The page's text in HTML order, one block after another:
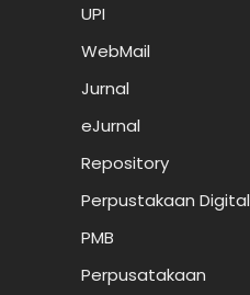
UPI
WebMail
Jurnal
eJurnal
Repository
Perpustakaan Digital
PMB
Perpusatakaan